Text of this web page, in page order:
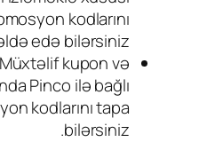
kodlarını
edə bilərsiniz.
kupon və
Pinco ilə bağlı
kodlarını tapa
bilərsiniz.